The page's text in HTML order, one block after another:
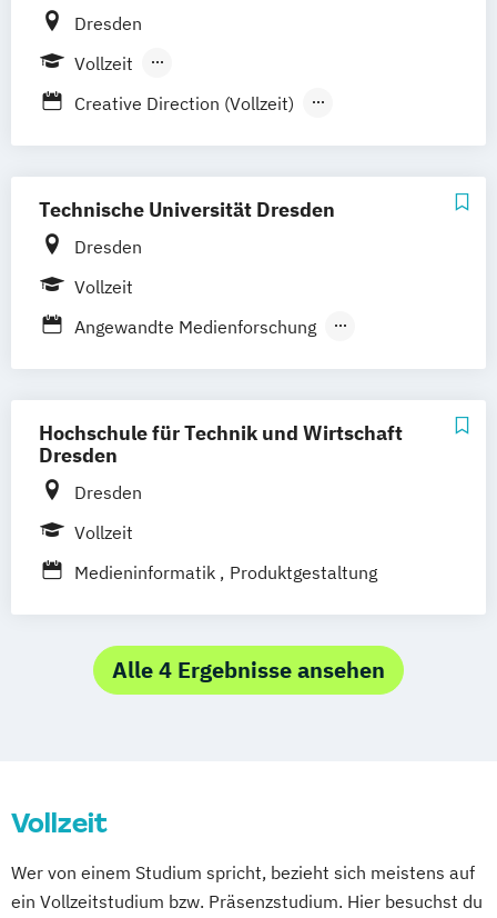
Schwentinental / Kiel
Kommunikationsdesign
Prozess- und Produktdesign
Tourismusmanagement UX-Design
Wirtschaftspsychologie mit Schwerpunkt
Digitalisierung
Dresden
Vollzeit
Berufsbegleitendes Präsenzstudium
Creative Direction (Vollzeit)
Games & XR Management (Vollzeit)
(berufsbegleitend)
Grafikdesign Screen- & Printmedia
Technische Universität Dresden
Dresden
Vollzeit
Angewandte Medienforschung
Kunst (Lehramt)
Kunstgeschichte
Medienforschung
Medieninformatik
Hochschule für Technik und Wirtschaft
Dresden
Dresden
Vollzeit
Medieninformatik
Produktgestaltung
Alle 4 Ergebnisse ansehen
Vollzeit
Wer von einem Studium spricht, bezieht sich meistens auf
ein Vollzeitstudium bzw. Präsenzstudium. Hier besuchst du